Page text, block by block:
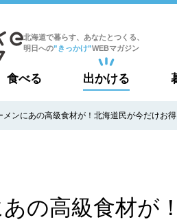
北海道で暮らす、あなたとつくる、
明日への”きっかけ”WEBマガジン
食べる 出かける
メンにあの高級食材が！北海道民が今だけお
の高級食材が